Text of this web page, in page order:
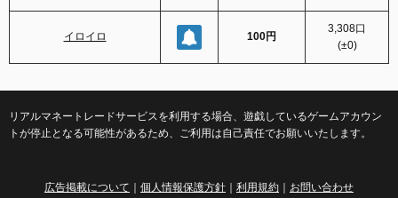
イロイロ 100円
3,308口
(±0)
リアルマネートレードサービスを利用する場合、遊戯しているゲームアカウン
トが停止となる可能性があるため、ご利用は自己責任でお願いいたします。
広告掲載について 個人情報保護方針 利用規約 お問い合わせ